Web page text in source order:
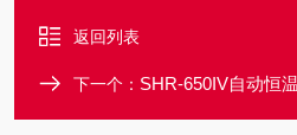
返回列表
下一个： SHR-650IV自动恒